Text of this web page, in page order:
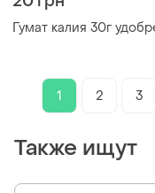
Гумат калия 30г
1 2 3
Также ищут